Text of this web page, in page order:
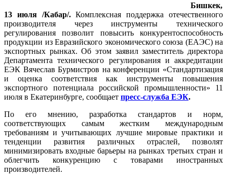
Бишкек,
13 июля /Кабар/.Комплексная поддержка отечественного
производителя через инструменты технического
регулирования позволит повысить конкурентоспособность
продукции из Евразийского экономического союза (ЕАЭС) на
экспортных рынках. Об этом заявил заместитель директора
Департамента технического регулирования и аккредитации
ЕЭК Вячеслав Бурмистров на конференции «Стандартизация
и оценка соответствия как инструменты повышения
экспортного потенциала российской промышленности» 11
июля в Екатеринбурге, сообщает пресс-служба ЕЭК.
По его мнению, разработка стандартов и норм,
соответствующих самым жестким международным
требованиям и учитывающих лучшие мировые практики и
тенденции развития различных отраслей, позволят
минимизировать входные барьеры на рынках третьих стран и
облегчить конкуренцию с товарами иностранных
производителей.